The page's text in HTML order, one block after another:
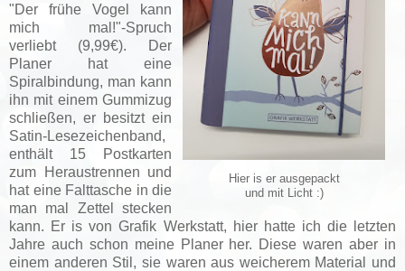
Hier is er ausgepackt
und mit Licht :)
"Der frühe Vogel kann
mich mal!"-Spruch
verliebt (9,99€). Der
Planer hat eine
Spiralbindung, man kann
ihn mit einem Gummizug
schließen, er besitzt ein
Satin-Lesezeichenband,
enthält 15 Postkarten
zum Heraustrennen und
hat eine Falttasche in die
man mal Zettel stecken
kann. Er is von Grafik Werkstatt, hier hatte ich die letzten
Jahre auch schon meine Planer her. Diese waren aber in
einem anderen Stil, sie waren aus weicherem Material und